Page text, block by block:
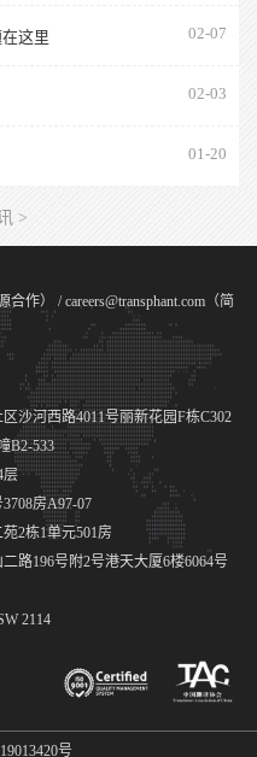
这里 02-07
02-03
01-20
>
作） / careers@transphant.com（简
沙河西路4011号丽新花园F栋C302
B2-533
层
房A97-07
2栋1单元501房
路196号附2号港天大厦6楼6064号
2114
号